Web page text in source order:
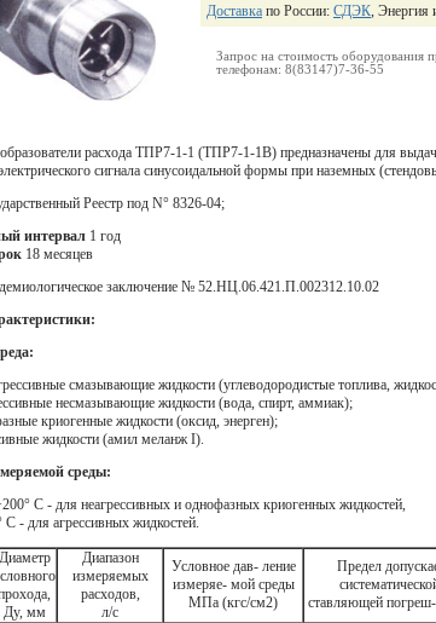
Доставка по России: СДЭК ,
Запрос на стоимость оборудования
телефонам: 8(83147)7-36-55
расхода ТПР7-1-1 (ТПР7-1-1B) предназначены для
сигнала синусоидальной формы при наземных
Реестр под N° 8326-04;
интервал1 год
18 месяцев
заключение № 52.НЦ.06.421.П.002312.10.02
смазывающие жидкости (углеводородистые топлива,
несмазывающие жидкости (вода, спирт, аммиак);
криогенные жидкости (оксид, энерген);
жидкости (амил меланж I).
cреды:
С - для неагрессивных и однофазных криогенных жидкостей,
- для агрессивных жидкостей.
Диаметр
Ду, мм
Диапазон
измеряемых
расходов,
л/с
Условное дав- ление
измеряе- мой среды
МПа (кгс/см2)
Предел
ставляющей